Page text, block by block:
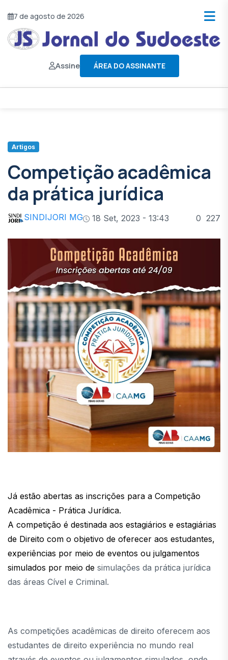
7 de agosto de 2026
Assine ÁREA DO ASSINANTE
Artigos
Competição acadêmica
da prática jurídica
SINDIJORI MG 18 Set, 2023 - 13:43 0 227
Já estão abertas as inscrições para a Competição
Acadêmica - Prática Jurídica.
A competição é destinada aos estagiários e estagiárias
de Direito com o objetivo de oferecer aos estudantes,
experiências por meio de eventos ou julgamentos
simulados por meio de simulações da prática jurídica
das áreas Cível e Criminal.
As competições acadêmicas de direito oferecem aos
estudantes de direito experiência no mundo real